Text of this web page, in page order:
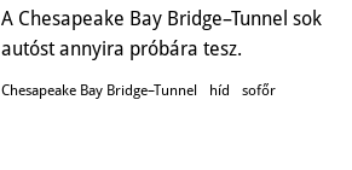
A Chesapeake Bay Bridge–Tunnel sok
autóst annyira próbára tesz.
Chesapeake Bay Bridge–Tunnel híd sofőr